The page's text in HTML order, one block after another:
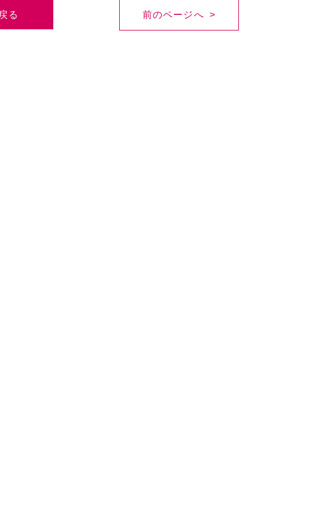
る 前のページへ >